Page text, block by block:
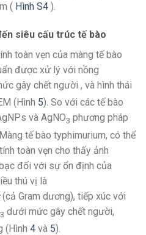
( Hình S4 ).
siêu cấu trúc tế bào
toàn vẹn của màng tế bào
được xử lý với nồng
gây chết người , và hình thái
(Hình 5). So với các tế bào
và AgNO3 phương pháp
tế bào typhimurium, có thể
toàn vẹn cho thấy ảnh
đối với sự ổn định của
thú vị là
(cả Gram dương), tiếp xúc với
3 dưới mức gây chết người,
(Hình ​ 4 và ​5).